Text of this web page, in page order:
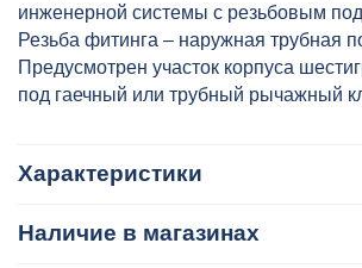
инженерной системы с резьбовым
Резьба фитинга – наружная трубная
Предусмотрен участок корпуса
под гаечный или трубный рычажный
Характеристики
Наличие в магазинах